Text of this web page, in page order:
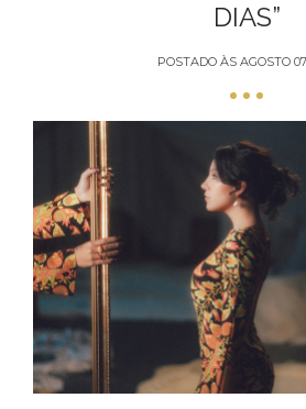
DIAS”
POSTADO ÀS AGOSTO